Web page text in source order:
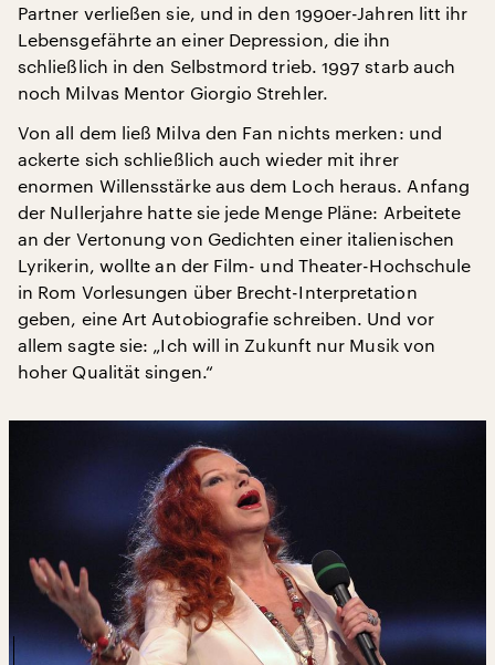
Partner verließen sie, und in den 1990er-Jahren litt ihr
Lebensgefährte an einer Depression, die ihn
schließlich in den Selbstmord trieb. 1997 starb auch
noch Milvas Mentor Giorgio Strehler.
Von all dem ließ Milva den Fan nichts merken: und
ackerte sich schließlich auch wieder mit ihrer
enormen Willensstärke aus dem Loch heraus. Anfang
der Nullerjahre hatte sie jede Menge Pläne: Arbeitete
an der Vertonung von Gedichten einer italienischen
Lyrikerin, wollte an der Film- und Theater-Hochschule
in Rom Vorlesungen über Brecht-Interpretation
geben, eine Art Autobiografie schreiben. Und vor
allem sagte sie: „Ich will in Zukunft nur Musik von
hoher Qualität singen.“